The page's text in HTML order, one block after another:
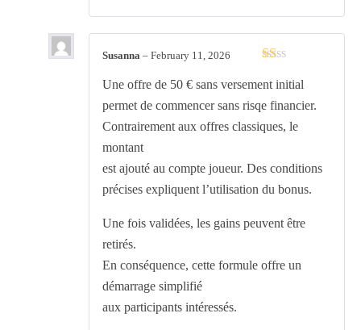
1
out
of
5
Susanna – February 11, 2026
Une offre de 50 € sans versement initial
permet de commencer sans risqe financier.
Contrairement aux offres classiques, le
montant
est ajouté au compte joueur. Des conditions
précises expliquent l’utilisation du bonus.
Une fois validées, les gains peuvent être
retirés.
En conséquence, cette formule offre un
démarrage simplifié
aux participants intéressés.